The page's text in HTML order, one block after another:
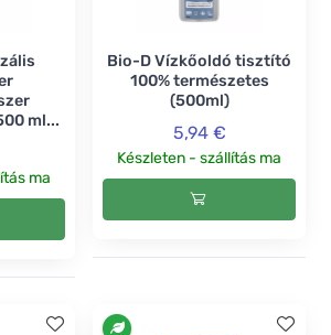
ml...
ma
Bio-D Vízkőoldó tisztító
100% természetes
(500ml)
5,94 €
Készleten - szállítás ma